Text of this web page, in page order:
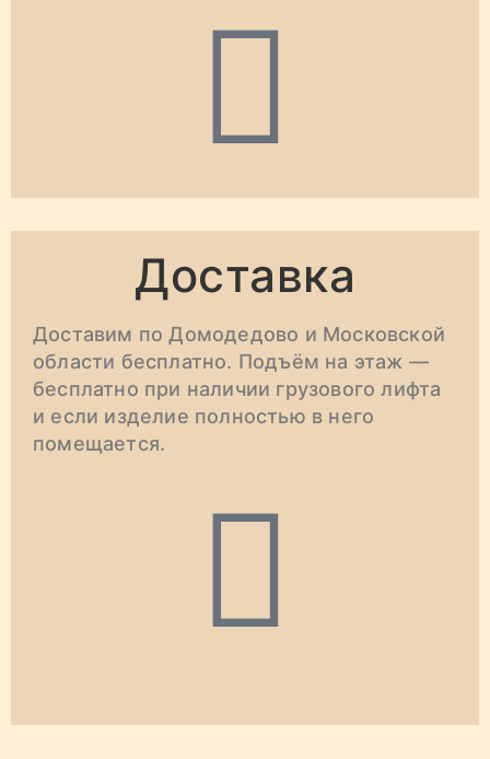
Доставка
Доставим по Домодедово и Московской
области бесплатно. Подъём на этаж —
бесплатно при наличии грузового лифта
и если изделие полностью в него
помещается.